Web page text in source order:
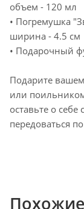
объем - 120 мл
• Погремушка
ширина - 4.5 см
• Подарочный
Подарите
или
оставьте о
передоваться